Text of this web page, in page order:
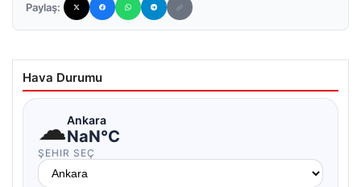
Paylaş:
Hava Durumu
☁Ankara
NaN°C
ŞEHIR SEÇ